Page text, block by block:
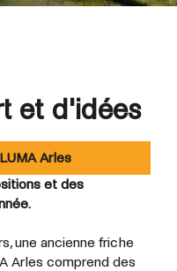
et d'idées
Arles
et des
une ancienne friche
Arles comprend des